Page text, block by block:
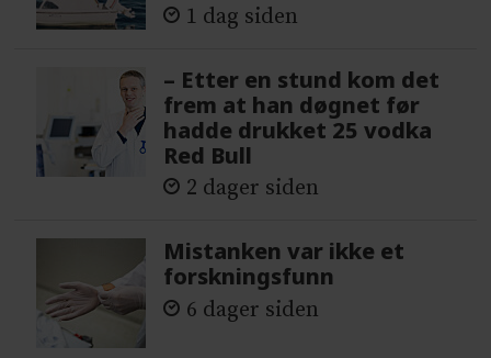
1 dag siden
– Etter en stund kom det
frem at han døgnet før
hadde drukket 25 vodka
Red Bull
2 dager siden
Mistanken var ikke et
forskningsfunn
6 dager siden